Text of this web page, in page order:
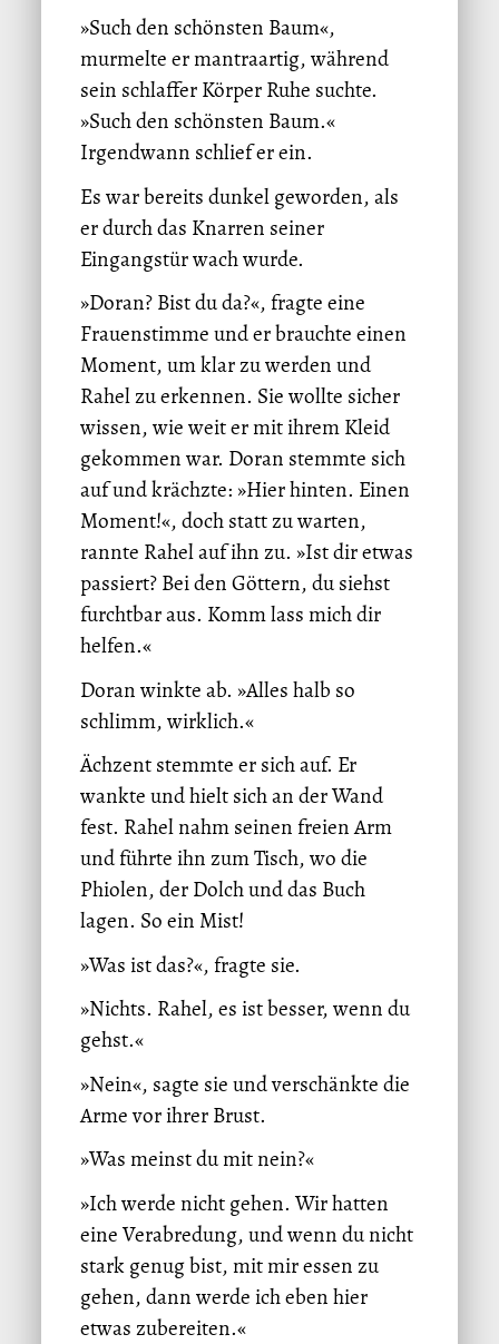
»Such den schönsten Baum«,
murmelte er mantraartig, während
sein schlaffer Körper Ruhe suchte.
»Such den schönsten Baum.«
Irgendwann schlief er ein.
Es war bereits dunkel geworden, als
er durch das Knarren seiner
Eingangstür wach wurde.
»Doran? Bist du da?«, fragte eine
Frauenstimme und er brauchte einen
Moment, um klar zu werden und
Rahel zu erkennen. Sie wollte sicher
wissen, wie weit er mit ihrem Kleid
gekommen war. Doran stemmte sich
auf und krächzte: »Hier hinten. Einen
Moment!«, doch statt zu warten,
rannte Rahel auf ihn zu. »Ist dir etwas
passiert? Bei den Göttern, du siehst
furchtbar aus. Komm lass mich dir
helfen.«
Doran winkte ab. »Alles halb so
schlimm, wirklich.«
Ächzent stemmte er sich auf. Er
wankte und hielt sich an der Wand
fest. Rahel nahm seinen freien Arm
und führte ihn zum Tisch, wo die
Phiolen, der Dolch und das Buch
lagen. So ein Mist!
»Was ist das?«, fragte sie.
»Nichts. Rahel, es ist besser, wenn du
gehst.«
»Nein«, sagte sie und verschänkte die
Arme vor ihrer Brust.
»Was meinst du mit nein?«
»Ich werde nicht gehen. Wir hatten
eine Verabredung, und wenn du nicht
stark genug bist, mit mir essen zu
gehen, dann werde ich eben hier
etwas zubereiten.«